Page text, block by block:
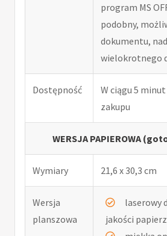
program MS
podobny,
dokumentu,
wielokrotnego
Dostępność
W ciągu 5
zakupu
WERSJA PAPIEROWA
Wymiary 21,6 x 30,3 cm
Wersja
planszowa
laserowy
jakości